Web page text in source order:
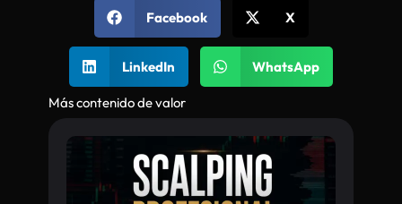
Facebook X
LinkedIn WhatsApp
Más contenido de valor